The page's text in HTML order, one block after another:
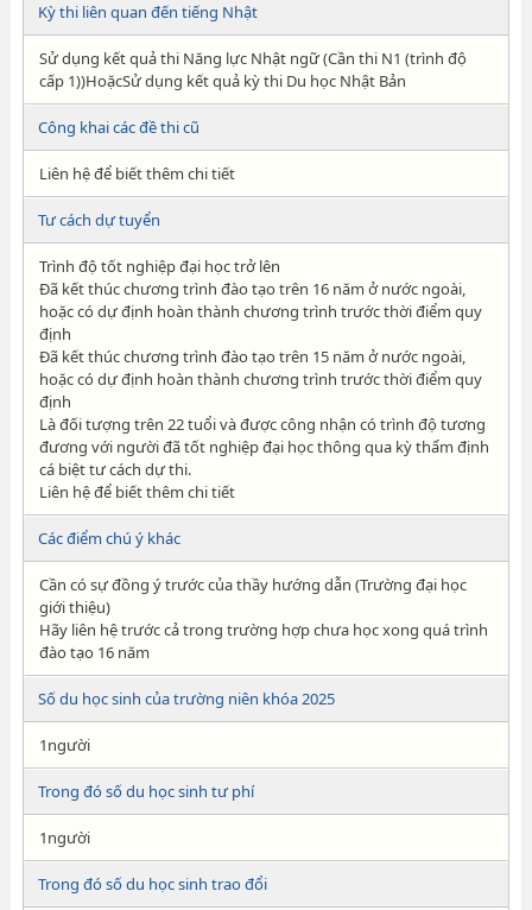
Kỳ thi liên quan đến tiếng Nhật
Sử dụng kết quả thi Năng lực Nhật ngữ (Cần thi N1 (trình độ
cấp 1))HoặcSử dụng kết quả kỳ thi Du học Nhật Bản
Công khai các đề thi cũ
Liên hệ để biết thêm chi tiết
Tư cách dự tuyển
Trình độ tốt nghiệp đại học trở lên
Đã kết thúc chương trình đào tạo trên 16 năm ở nước ngoài,
hoặc có dự định hoàn thành chương trình trước thời điểm quy
định
Đã kết thúc chương trình đào tạo trên 15 năm ở nước ngoài,
hoặc có dự định hoàn thành chương trình trước thời điểm quy
định
Là đối tượng trên 22 tuổi và được công nhận có trình độ tương
đương với người đã tốt nghiệp đại học thông qua kỳ thẩm định
cá biệt tư cách dự thi.
Liên hệ để biết thêm chi tiết
Các điểm chú ý khác
Cần có sự đồng ý trước của thầy hướng dẫn (Trường đại học
giới thiệu)
Hãy liên hệ trước cả trong trường hợp chưa học xong quá trình
đào tạo 16 năm
Số du học sinh của trường niên khóa 2025
1người
Trong đó số du học sinh tư phí
1người
Trong đó số du học sinh trao đổi